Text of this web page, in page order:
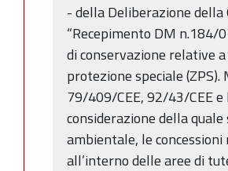
- della Deliberazione
“Recepimento DM
di conservazione relative
protezione speciale
79/409/CEE, 92/43/CEE
considerazione della
ambientale, le
all’interno delle aree di